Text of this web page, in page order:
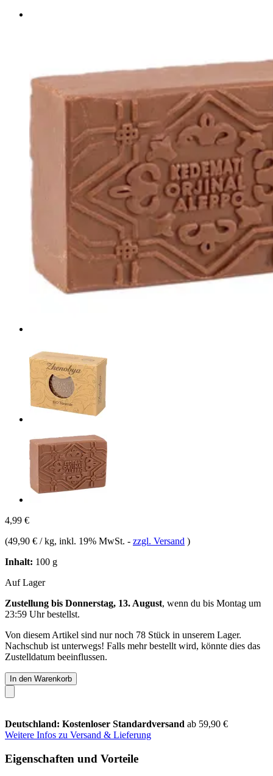
4,99 €
(49,90 € / kg, inkl. 19% MwSt. - zzgl. Versand )
Inhalt: 100 g
Auf Lager
Zustellung bis Donnerstag, 13. August, wenn du bis Montag um
23:59 Uhrbestellst.
Von diesem Artikel sind nur noch 78 Stück in unserem Lager.
Nachschub ist unterwegs! Falls mehr bestellt wird, könnte dies das
Zustelldatum beeinflussen.
In den Warenkorb
Deutschland: Kostenloser Standardversand ab 59,90 €
Weitere Infos zu Versand & Lieferung
Eigenschaften und Vorteile